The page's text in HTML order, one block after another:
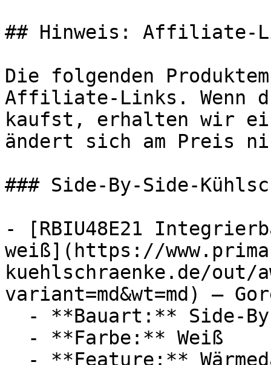
## Hinweis: Affiliate-
Die folgenden
Affiliate-Links. Wenn
kaufst, erhalten wir
ändert sich am Preis
### Side-By-Side-
- [RBIU48E21
weiß](https://
kuehlschraenke.de/out/
variant=md&wt=md) —